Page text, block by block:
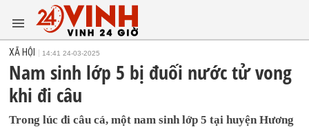
XÃ HỘI 14:41 24-03-2025
Nam sinh lớp 5 bị đuối nước tử vong
khi đi câu
Trong lúc đi câu cá, một nam sinh lớp 5 tại huyện Hương